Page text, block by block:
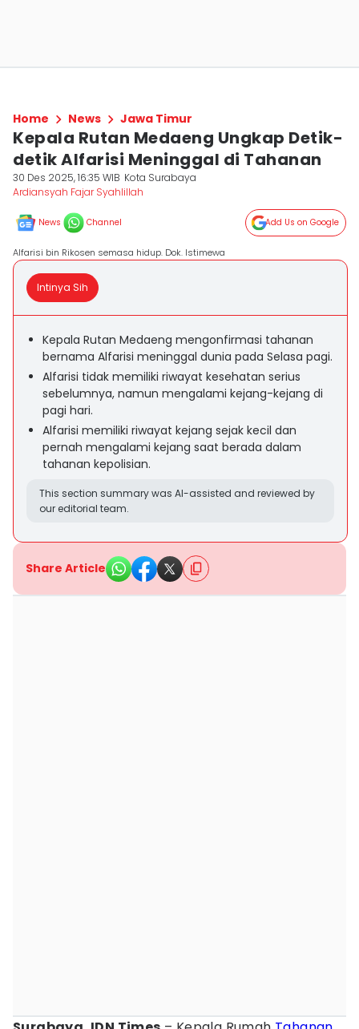
Home News Jawa Timur
Kepala Rutan Medaeng Ungkap Detik-
detik Alfarisi Meninggal di Tahanan
30 Des 2025, 16:35 WIB Kota Surabaya
Ardiansyah Fajar Syahlillah
News Channel Add Us on Google
Alfarisi bin Rikosen semasa hidup. Dok. Istimewa
Intinya Sih
Kepala Rutan Medaeng mengonfirmasi tahanan
bernama Alfarisi meninggal dunia pada Selasa pagi.
Alfarisi tidak memiliki riwayat kesehatan serius
sebelumnya, namun mengalami kejang-kejang di
pagi hari.
Alfarisi memiliki riwayat kejang sejak kecil dan
pernah mengalami kejang saat berada dalam
tahanan kepolisian.
This section summary was AI-assisted and reviewed by
our editorial team.
Share Article